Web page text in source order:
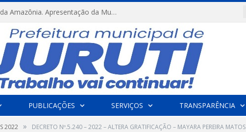
FESTRIBAL 2026 – No Coração da Amazônia. Apresentação da Munduruku.
PUBLICAÇÕES SERVIÇOS TRANSPARÊNCIA
2022 » DECRETO Nº.5.240 – 2022 – ALTERA GRATIFICAÇÃO – MAYARA PEREIRA MATOS